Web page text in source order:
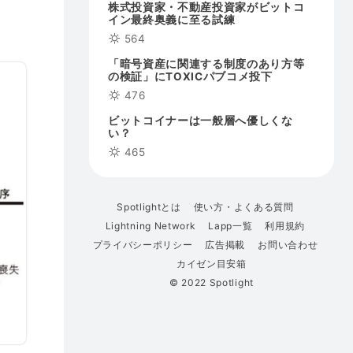
株式投資家・不動産投資家がビットコ
イン最終奥義に至る試練
564
「暗号資産に関連する制度のあり方等
の検証」にTOXICパブコメ投下
476
ビットコイナーは一般層へ優しくな
い？
465
Spotlightとは
使い方・よくある質問
Lightning Network
Lapp一覧
利用規約
プライバシーポリシー
広告掲載
お問い合わせ
カイゼン目安箱
© 2022 Spotlight